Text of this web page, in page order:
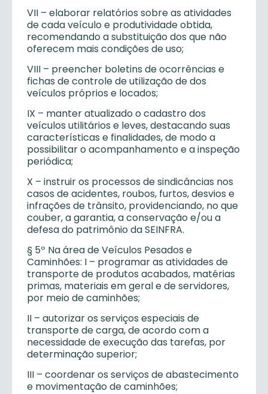
VII – elaborar relatórios sobre as atividades
de cada veículo e produtividade obtida,
recomendando a substituição dos que não
oferecem mais condições de uso;
VIII – preencher boletins de ocorrências e
fichas de controle de utilização de dos
veículos próprios e locados;
IX – manter atualizado o cadastro dos
veículos utilitários e leves, destacando suas
características e finalidades, de modo a
possibilitar o acompanhamento e a inspeção
periódica;
X – instruir os processos de sindicâncias nos
casos de acidentes, roubos, furtos, desvios e
infrações de trânsito, providenciando, no que
couber, a garantia, a conservação e/ou a
defesa do patrimônio da SEINFRA.
§ 5º Na área de Veículos Pesados e
Caminhões: I – programar as atividades de
transporte de produtos acabados, matérias
primas, materiais em geral e de servidores,
por meio de caminhões;
II – autorizar os serviços especiais de
transporte de carga, de acordo com a
necessidade de execução das tarefas, por
determinação superior;
III – coordenar os serviços de abastecimento
e movimentação de caminhões;